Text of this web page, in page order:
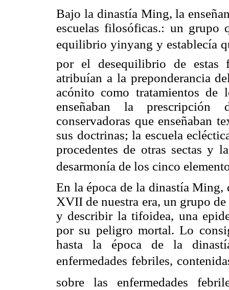
Bajo la dinastía Ming, la
escuelas filosóficas.: un grupo
equilibrio yinyang y establecía
por el desequilibrio de estas
atribuían a la preponderancia
acónito como tratamientos de
enseñaban la prescripción
conservadoras que enseñaban
sus doctrinas; la escuela
procedentes de otras sectas y
desarmonía de los cinco
En la época de la dinastía
XVII de nuestra era, un grupo
y describir la tifoidea, una
por su peligro mortal. Lo
hasta la época de la
enfermedades febriles,
sobre las enfermedades